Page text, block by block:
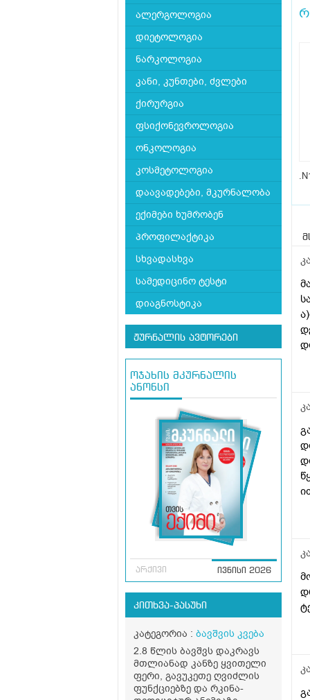
ალერგოლოგია
დიეტოლოგია
ნარკოლოგია
კანი, კუნთები, ძვლები
ქირურგია
ფსიქონევროლოგია
ონკოლოგია
კოსმეტოლოგია
დაავადებები, მკურნალობა
ექიმები ხუმრობენ
პროფილაქტიკა
სხვადასხვა
სამედიცინო ტესტი
დიაგნოსტიკა
ჟურნალის ავტორები
ოჯახის მკურნალის
ანონსი
არქივი ივნისი 2026
კითხვა-პასუხი
კატეგორია : ბავშვის კვება
2.8 წლის ბავშვს დაკრავს
მთლიანად კანზე ყვითელი
ფერი, გავუკეთე ღვიძლის
ფუნქციებზე და რკინა-